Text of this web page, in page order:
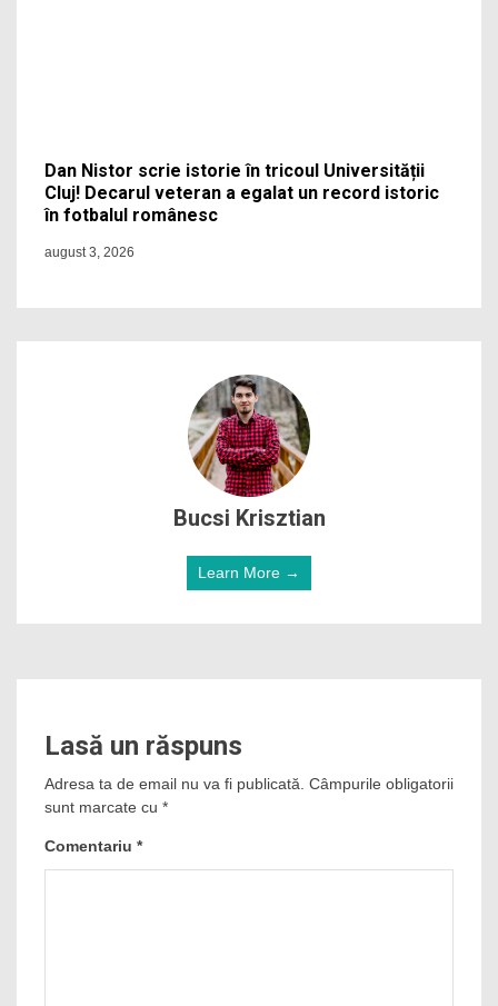
Dan Nistor scrie istorie în tricoul Universității
Cluj! Decarul veteran a egalat un record istoric
în fotbalul românesc
august 3, 2026
Bucsi Krisztian
Learn More →
Lasă un răspuns
Adresa ta de email nu va fi publicată. Câmpurile obligatorii
sunt marcate cu *
Comentariu *